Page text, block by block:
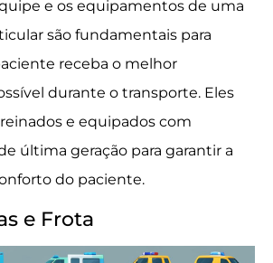
e os equipamentos de uma
são fundamentais para
receba o melhor
durante o transporte. Eles
e equipados com
última geração para garantir a
do paciente.
e Frota